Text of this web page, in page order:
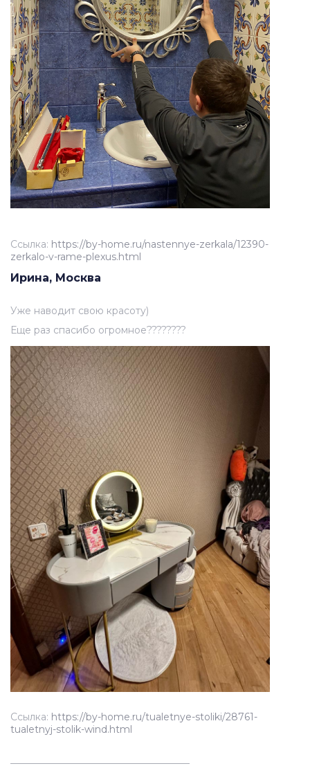
Ссылка: https://by-home.ru/nastennye-zerkala/12390-
zerkalo-v-rame-plexus.html
Ирина, Москва
Уже наводит свою красоту)
Еще раз спасибо огромное????????
Ссылка: https://by-home.ru/tualetnye-stoliki/28761-
tualetnyj-stolik-wind.html